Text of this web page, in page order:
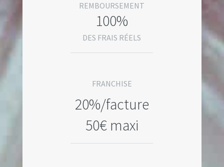
REMBOURSEMENT
100%
DES FRAIS RÉELS
FRANCHISE
20%/facture
50€ maxi